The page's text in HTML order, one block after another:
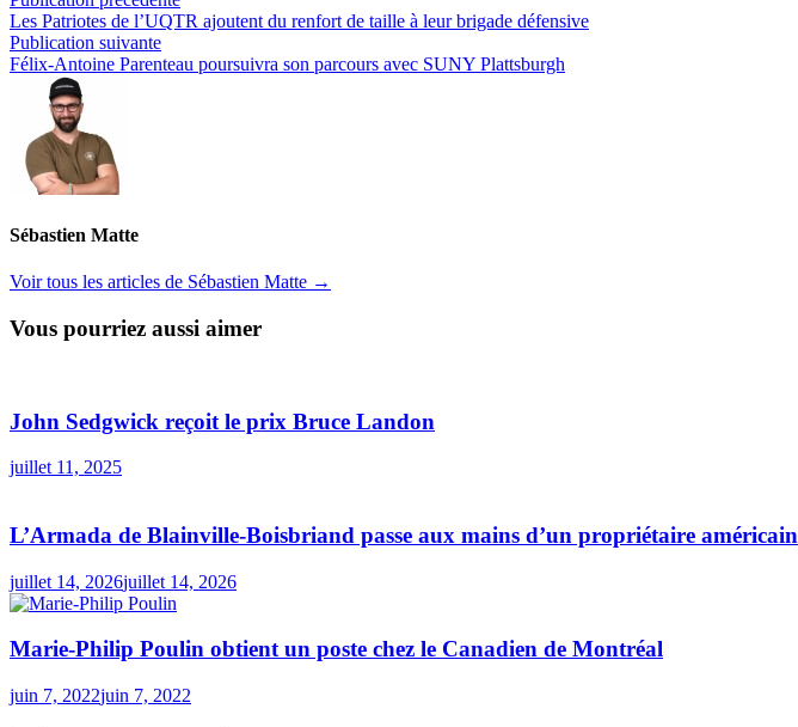
de
l’article
précédente :
Les Patriotes de l’UQTR ajoutent du renfort de taille à leur brigade défensive
Publication suivantePublication
suivante :
Félix-Antoine Parenteau poursuivra son parcours avec SUNY Plattsburgh
Sébastien Matte
Voir tous les articles de Sébastien Matte →
Vous pourriez aussi aimer
John Sedgwick reçoit le prix Bruce Landon
juillet 11, 2025
L’Armada de Blainville-Boisbriand passe aux mains d’un propriétaire américain
juillet 14, 2026juillet 14, 2026
Marie-Philip Poulin obtient un poste chez le Canadien de Montréal
juin 7, 2022juin 7, 2022